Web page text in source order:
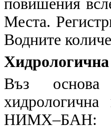
повишения
Места.
Водните
Хидрологична
Въз основа
НИМХ–БАН: